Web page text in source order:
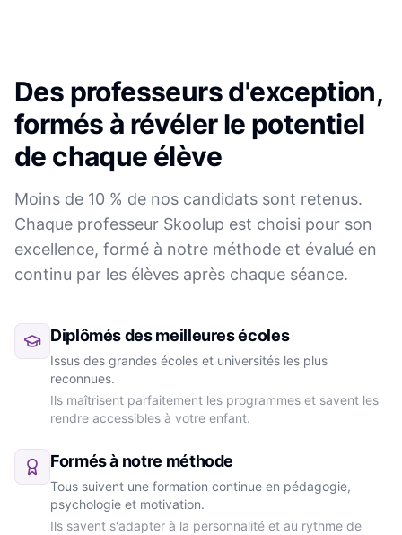
Des professeurs d'exception,
formés à révéler le potentiel
de chaque élève
Moins de 10 % de nos candidats sont retenus.
Chaque professeur Skoolup est choisi pour son
excellence, formé à notre méthode et évalué en
continu par les élèves après chaque séance.
Diplômés des meilleures écoles
Issus des grandes écoles et universités les plus
reconnues.
Ils maîtrisent parfaitement les programmes et savent les
rendre accessibles à votre enfant.
Formés à notre méthode
Tous suivent une formation continue en pédagogie,
psychologie et motivation.
Ils savent s'adapter à la personnalité et au rythme de